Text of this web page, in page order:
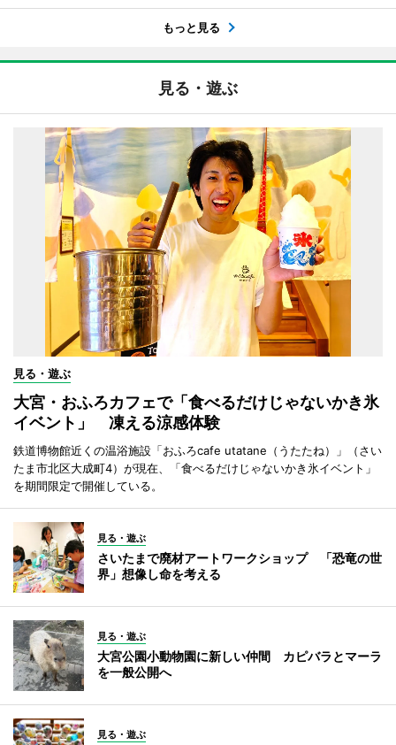
もっと見る
見る・遊ぶ
見る・遊ぶ
大宮・おふろカフェで「食べるだけじゃないかき氷
イベント」 凍える涼感体験
鉄道博物館近くの温浴施設「おふろcafe utatane（うたたね）」（さい
たま市北区大成町4）が現在、「食べるだけじゃないかき氷イベント」
を期間限定で開催している。
見る・遊ぶ
さいたまで廃材アートワークショップ 「恐竜の世
界」想像し命を考える
見る・遊ぶ
大宮公園小動物園に新しい仲間 カピバラとマーラ
を一般公開へ
見る・遊ぶ